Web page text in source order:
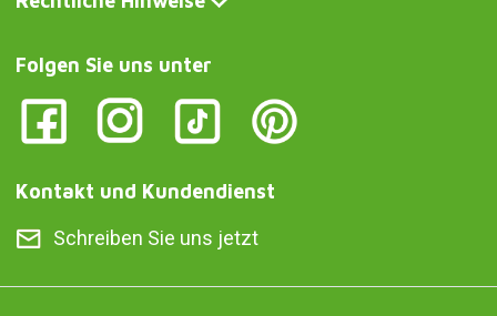
Folgen Sie uns unter
Kontakt und Kundendienst
Schreiben Sie uns jetzt